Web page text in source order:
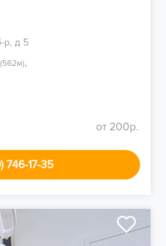
р, д 5
,
от 200р.
746-17-35